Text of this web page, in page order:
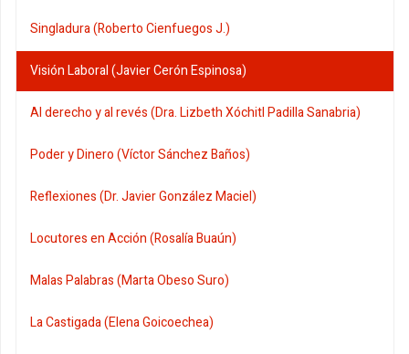
Singladura (Roberto Cienfuegos J.)
Visión Laboral (Javier Cerón Espinosa)
Al derecho y al revés (Dra. Lizbeth Xóchitl Padilla Sanabria)
Poder y Dinero (Víctor Sánchez Baños)
Reflexiones (Dr. Javier González Maciel)
Locutores en Acción (Rosalía Buaún)
Malas Palabras (Marta Obeso Suro)
La Castigada (Elena Goicoechea)